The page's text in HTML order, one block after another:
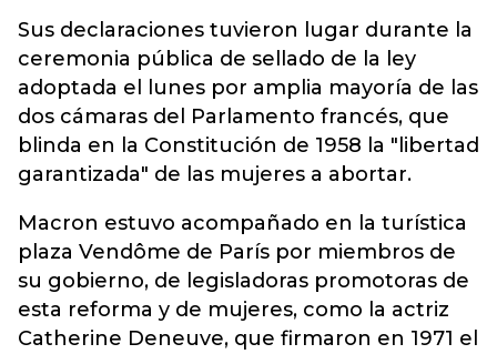
Sus declaraciones tuvieron lugar durante la
ceremonia pública de sellado de la ley
adoptada el lunes por amplia mayoría de las
dos cámaras del Parlamento francés, que
blinda en la Constitución de 1958 la "libertad
garantizada" de las mujeres a abortar.
Macron estuvo acompañado en la turística
plaza Vendôme de París por miembros de
su gobierno, de legisladoras promotoras de
esta reforma y de mujeres, como la actriz
Catherine Deneuve, que firmaron en 1971 el